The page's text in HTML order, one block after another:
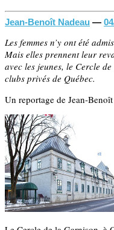
Jean-Benoît Nadeau —
Les femmes n’y ont été
Mais elles prennent leur
avec les jeunes, le Cercle
clubs privés de Québec.
Un reportage de Jean-